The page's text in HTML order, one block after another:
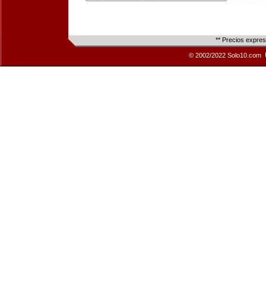
** Precios
© 2002/2022 Solo10.com